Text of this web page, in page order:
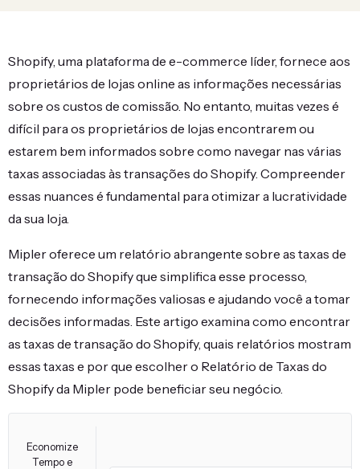
Shopify, uma plataforma de e-commerce líder, fornece aos
proprietários de lojas online as informações necessárias
sobre os custos de comissão. No entanto, muitas vezes é
difícil para os proprietários de lojas encontrarem ou
estarem bem informados sobre como navegar nas várias
taxas associadas às transações do Shopify. Compreender
essas nuances é fundamental para otimizar a lucratividade
da sua loja.
Mipler oferece um relatório abrangente sobre as taxas de
transação do Shopify que simplifica esse processo,
fornecendo informações valiosas e ajudando você a tomar
decisões informadas. Este artigo examina como encontrar
as taxas de transação do Shopify, quais relatórios mostram
essas taxas e por que escolher o Relatório de Taxas do
Shopify da Mipler pode beneficiar seu negócio.
Economize
Tempo e